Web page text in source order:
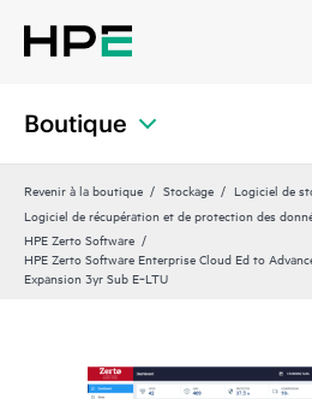
Boutique
Revenir à la boutique Stockage
Logiciel de
Logiciel de récupération et de protection des
HPE Zerto Software
HPE Zerto Software Enterprise Cloud Ed to
Expansion 3yr Sub E‑LTU